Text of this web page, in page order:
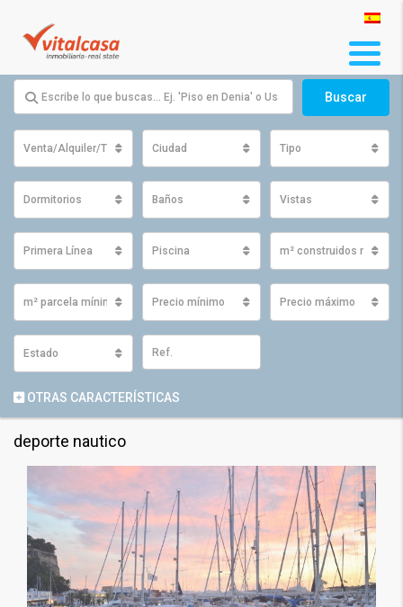
Buscar
Venta/Alquiler/Traspaso Ciudad Tipo
Dormitorios Baños Vistas
Primera Línea Piscina m² construidos
m² parcela mínimos Precio mínimo Precio máximo
Estado
OTRAS CARACTERÍSTICAS
deporte nautico